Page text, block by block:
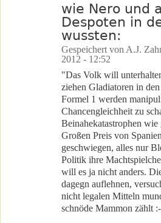
wie Nero und
Despoten in
wussten:
Gespeichert von A.J.
2012 - 12:52
"Das Volk will
ziehen Gladiatoren in
Formel 1 werden
Chancengleichheit zu
Beinahekatastrophen wie
Großen Preis von
geschwiegen, alles nur
Politik ihre
will es ja nicht anders.
dagegn auflehnen,
nicht legalen Mitteln
schnöde Mammon zählt